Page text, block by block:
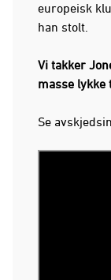
europeisk
han stolt.
Vi takker
masse lykke
Se